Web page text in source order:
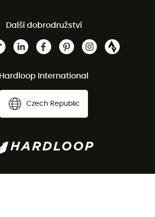
Další dobrodružství
Hardloop International
Czech Republic